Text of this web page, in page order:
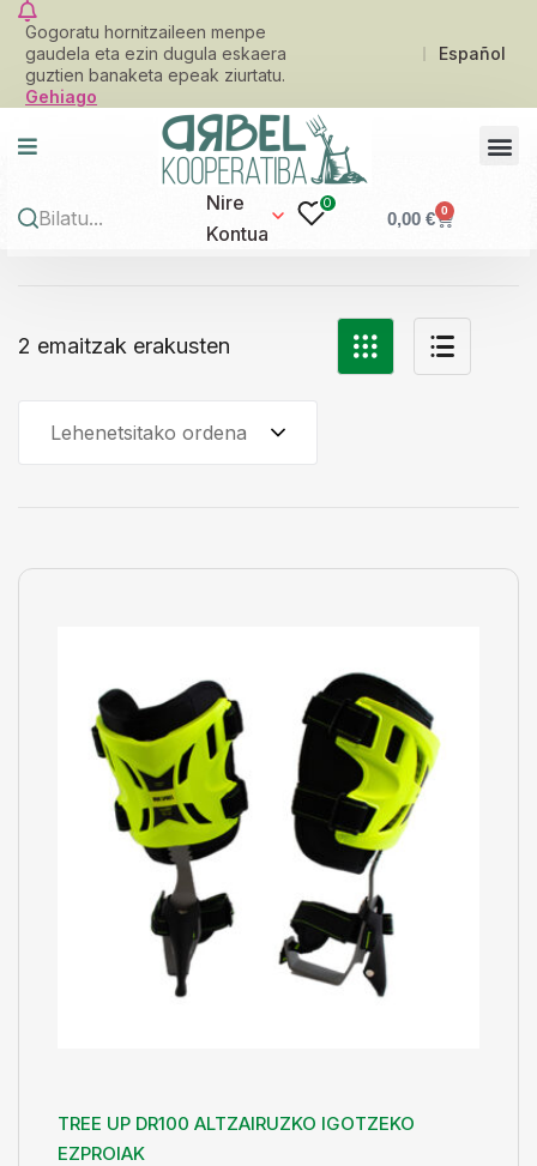
Gogoratu hornitzaileen menpe
gaudela eta ezin dugula eskaera
guztien banaketa epeak ziurtatu.
Gehiago
Español
Nire
Kontua
0
0,00€ 0
2 emaitzak erakusten
Lehenetsitako ordena
TREE UP DR100 ALTZAIRUZKO IGOTZEKO
EZPROIAK